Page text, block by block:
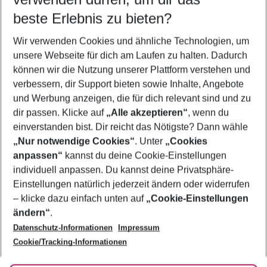
5-8 Nächte
2 Erwachsene Keine Kinder
Mehr Filter anzeigen
Footer
Footer navigation
Über uns
AGB
Bestpreisgarantie
Cookie-Einstellungen ändern
Cookie-Richtlinie
Agenturbetreuung
Barrierefreies Reisen
Folge uns
beste Erlebnis zu bieten?
Wir verwenden Cookies und ähnliche Technologien, um
unsere Webseite für dich am Laufen zu halten. Dadurch
können wir die Nutzung unserer Plattform verstehen und
verbessern, dir Support bieten sowie Inhalte, Angebote
und Werbung anzeigen, die für dich relevant sind und zu
dir passen. Klicke auf „Alle akzeptieren“, wenn du
einverstanden bist. Dir reicht das Nötigste? Dann wähle
„Nur notwendige Cookies“. Unter „Cookies
anpassen“ kannst du deine Cookie-Einstellungen
individuell anpassen. Du kannst deine Privatsphäre-
Einstellungen natürlich jederzeit ändern oder widerrufen
– klicke dazu einfach unten auf „Cookie-Einstellungen
ändern“.
Datenschutz-Informationen
Impressum
Cookie/Tracking-Informationen